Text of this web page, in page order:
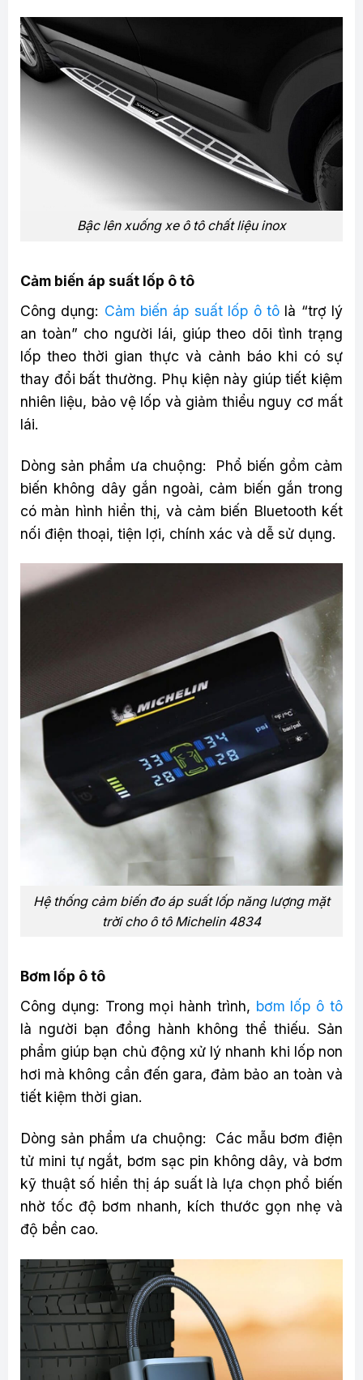
Bậc lên xuống xe ô tô chất liệu inox
Cảm biến áp suất lốp ô tô
Công dụng: Cảm biến áp suất lốp ô tôlà “trợ lý
an toàn” cho người lái, giúp theo dõi tình trạng
lốp theo thời gian thực và cảnh báo khi có sự
thay đổi bất thường. Phụ kiện này giúp tiết kiệm
nhiên liệu, bảo vệ lốp và giảm thiểu nguy cơ mất
lái.
Dòng sản phẩm ưa chuộng: Phổ biến gồm cảm
biến không dây gắn ngoài, cảm biến gắn trong
có màn hình hiển thị, và cảm biến Bluetooth kết
nối điện thoại, tiện lợi, chính xác và dễ sử dụng.
Hệ thống cảm biến đo áp suất lốp năng lượng mặt
trời cho ô tô Michelin 4834
Bơm lốp ô tô
Công dụng: Trong mọi hành trình, bơm lốp ô tô
là người bạn đồng hành không thể thiếu. Sản
phẩm giúp bạn chủ động xử lý nhanh khi lốp non
hơi mà không cần đến gara, đảm bảo an toàn và
tiết kiệm thời gian.
Dòng sản phẩm ưa chuộng: Các mẫu bơm điện
tử mini tự ngắt, bơm sạc pin không dây, và bơm
kỹ thuật số hiển thị áp suất là lựa chọn phổ biến
nhờ tốc độ bơm nhanh, kích thước gọn nhẹ và
độ bền cao.